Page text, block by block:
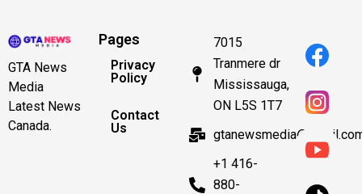
GTA News
Media
Latest News
Canada.
Pages
Privacy
Policy
Contact
Us
7015
Tranmere dr
Mississauga,
ON L5S 1T7
+1 416-
880-